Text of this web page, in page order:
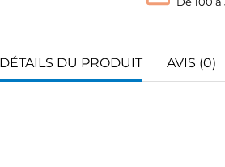
DÉTAILS DU PRODUIT AVIS (0)